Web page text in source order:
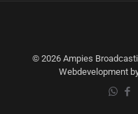
© 2026 Ampies
Webdevelopment